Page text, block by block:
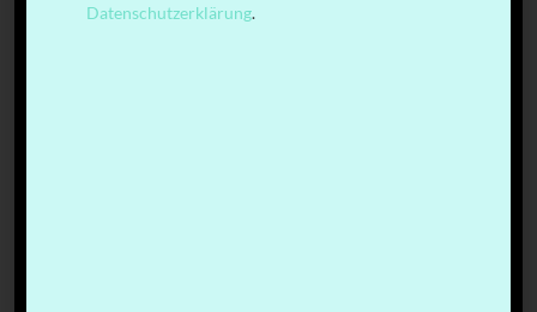
Datenschutzerklärung.